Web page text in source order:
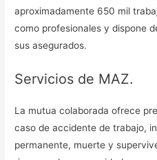
aproximadamente 650 mil
como profesionales y dispone
sus asegurados.
Servicios de MAZ.
La mutua colaborada ofrece
caso de accidente de trabajo,
permanente, muerte y